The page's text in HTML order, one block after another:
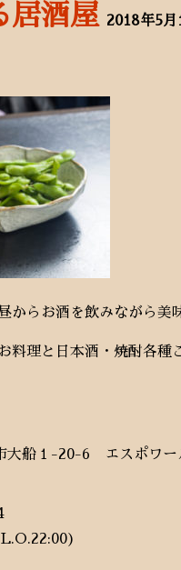
居酒屋 2018年5月
からお酒を飲みながら美
料理と日本酒・焼酎各種
大船１-20-6 エスポワー